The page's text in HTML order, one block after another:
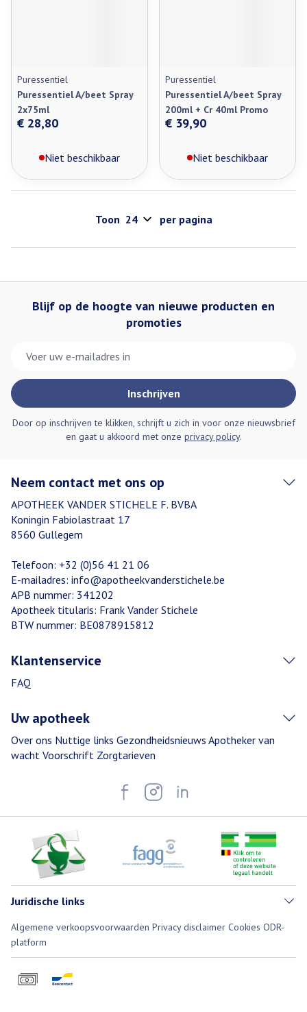
Puressentiel
Puressentiel A/beet Spray
2x75ml
€ 28,80
Niet beschikbaar
Puressentiel
Puressentiel A/beet Spray
200ml + Cr 40ml Promo
€ 39,90
Niet beschikbaar
Toon per pagina
Blijf op de hoogte van nieuwe producten en
promoties
Inschrijven
Door op inschrijven te klikken, schrijft u zich in voor onze nieuwsbrief
en gaat u akkoord met onze privacy policy.
Neem contact met ons op
APOTHEEK VANDER STICHELE F. BVBA
Koningin Fabiolastraat 17
8560 Gullegem
Telefoon: +32 (0)56 41 21 06
E-mailadres: info@apotheekvanderstichele.be
APB nummer: 341202
Apotheek titularis: Frank Vander Stichele
BTW nummer: BE0878915812
Klantenservice
FAQ
Uw apotheek
Over ons Nuttige links Gezondheidsnieuws Apotheker van
wacht Voorschrift Zorgtarieven
Juridische links
Algemene verkoopsvoorwaarden Privacy disclaimer Cookies ODR-
platform